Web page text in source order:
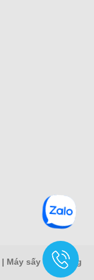
| Máy sấy việt nâng